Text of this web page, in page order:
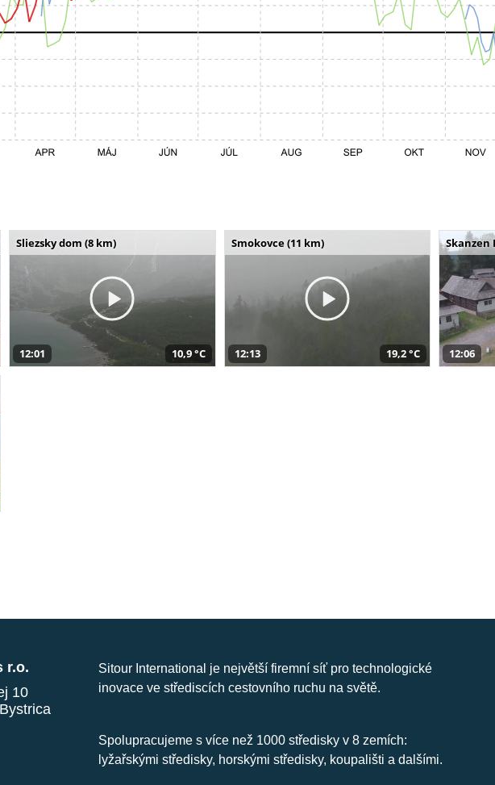
Sliezsky dom (8 km)
12:01 10,9 °C
Smokovce (11 km)
12:13 19,2 °C
Skanzen
12:06
r.o.
10
Sitour International je největší firemní síť pro technologické
inovace ve střediscích cestovního ruchu na světě.
Spolupracujeme s více než 1000 středisky v 8 zemích:
lyžařskými středisky, horskými středisky, koupališti a dalšími.